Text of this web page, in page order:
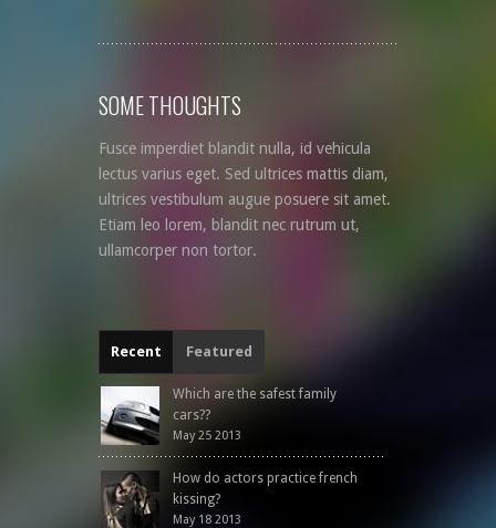
SOME THOUGHTS
Fusce imperdiet blandit nulla, id vehicula
lectus varius eget. Sed ultrices mattis diam,
ultrices vestibulum augue posuere sit amet.
Etiam leo lorem, blandit nec rutrum ut,
ullamcorper non tortor.
Recent Featured
Which are the safest family
cars??
May 25 2013
How do actors practice french
kissing?
May 18 2013